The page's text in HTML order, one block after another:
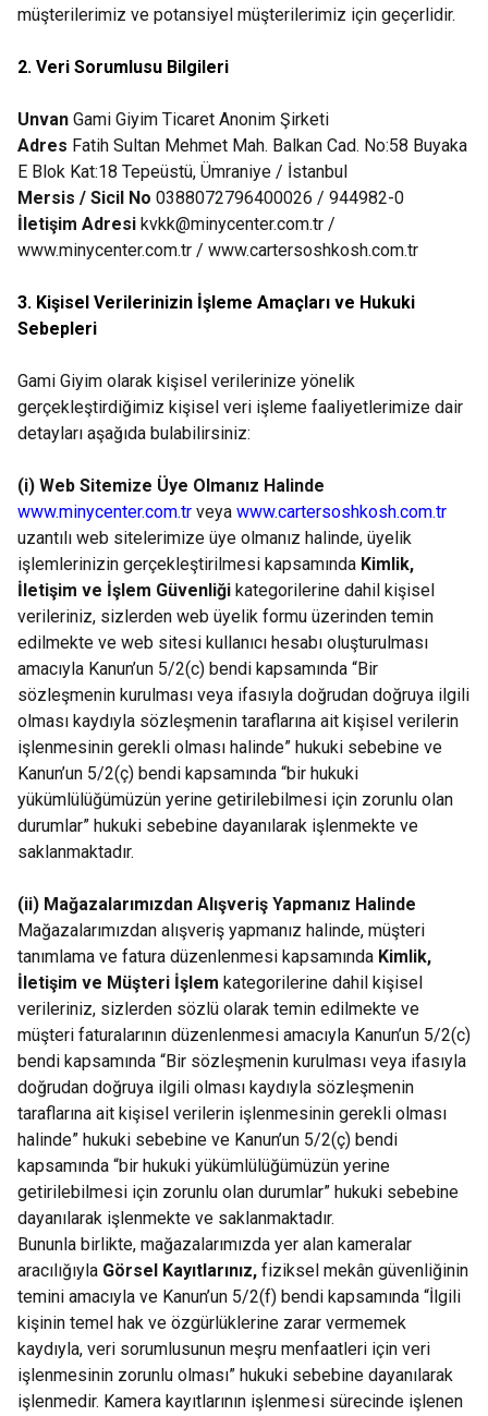
müşterilerimiz ve potansiyel müşterilerimiz için geçerlidir.
2. Veri Sorumlusu Bilgileri
Unvan Gami Giyim Ticaret Anonim Şirketi
Adres Fatih Sultan Mehmet Mah. Balkan Cad. No:58 Buyaka
E Blok Kat:18 Tepeüstü, Ümraniye / İstanbul
Mersis / Sicil No 0388072796400026 / 944982-0
İletişim Adresi kvkk@minycenter.com.tr /
www.minycenter.com.tr / www.cartersoshkosh.com.tr
3. Kişisel Verilerinizin İşleme Amaçları ve Hukuki
Sebepleri
Gami Giyim olarak kişisel verilerinize yönelik
gerçekleştirdiğimiz kişisel veri işleme faaliyetlerimize dair
detayları aşağıda bulabilirsiniz:
(i) Web Sitemize Üye Olmanız Halinde
www.minycenter.com.tr veya www.cartersoshkosh.com.tr
uzantılı web sitelerimize üye olmanız halinde, üyelik
işlemlerinizin gerçekleştirilmesi kapsamında Kimlik,
İletişim ve İşlem Güvenliği kategorilerine dahil kişisel
verileriniz, sizlerden web üyelik formu üzerinden temin
edilmekte ve web sitesi kullanıcı hesabı oluşturulması
amacıyla Kanun’un 5/2(c) bendi kapsamında “Bir
sözleşmenin kurulması veya ifasıyla doğrudan doğruya ilgili
olması kaydıyla sözleşmenin taraflarına ait kişisel verilerin
işlenmesinin gerekli olması halinde” hukuki sebebine ve
Kanun’un 5/2(ç) bendi kapsamında “bir hukuki
yükümlülüğümüzün yerine getirilebilmesi için zorunlu olan
durumlar” hukuki sebebine dayanılarak işlenmekte ve
saklanmaktadır.
(ii) Mağazalarımızdan Alışveriş Yapmanız Halinde
Mağazalarımızdan alışveriş yapmanız halinde, müşteri
tanımlama ve fatura düzenlenmesi kapsamında Kimlik,
İletişim ve Müşteri İşlem kategorilerine dahil kişisel
verileriniz, sizlerden sözlü olarak temin edilmekte ve
müşteri faturalarının düzenlenmesi amacıyla Kanun’un 5/2(c)
bendi kapsamında “Bir sözleşmenin kurulması veya ifasıyla
doğrudan doğruya ilgili olması kaydıyla sözleşmenin
taraflarına ait kişisel verilerin işlenmesinin gerekli olması
halinde” hukuki sebebine ve Kanun’un 5/2(ç) bendi
kapsamında “bir hukuki yükümlülüğümüzün yerine
getirilebilmesi için zorunlu olan durumlar” hukuki sebebine
dayanılarak işlenmekte ve saklanmaktadır.
Bununla birlikte, mağazalarımızda yer alan kameralar
aracılığıyla Görsel Kayıtlarınız, fiziksel mekân güvenliğinin
temini amacıyla ve Kanun’un 5/2(f) bendi kapsamında “İlgili
kişinin temel hak ve özgürlüklerine zarar vermemek
kaydıyla, veri sorumlusunun meşru menfaatleri için veri
işlenmesinin zorunlu olması” hukuki sebebine dayanılarak
işlenmedir. Kamera kayıtlarının işlenmesi sürecinde işlenen